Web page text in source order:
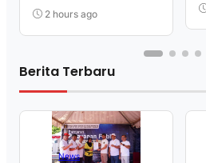
Dekatkan Layanan ke
2 hours ago
Berita Terbaru
News